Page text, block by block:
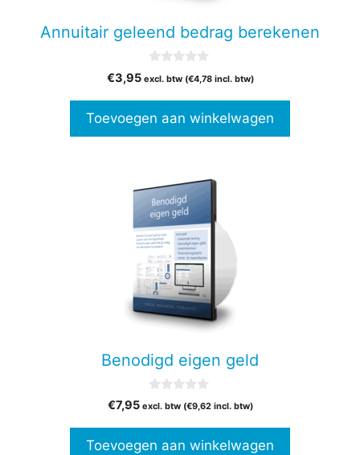
Annuitair geleend bedrag berekenen
v
5
€3,95 excl. btw (€4,78incl. btw)
Toevoegen aan winkelwagen
Benodigd eigen geld
v
5
€7,95 excl. btw (€9,62incl. btw)
Toevoegen aan winkelwagen